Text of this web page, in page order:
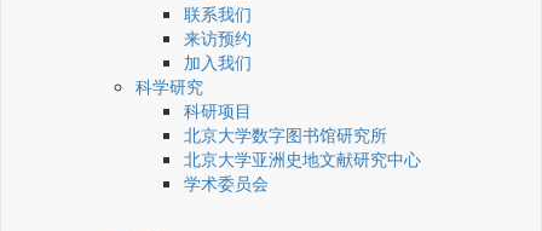
联系我们
来访预约
加入我们
科学研究
科研项目
北京大学数字图书馆研究所
北京大学亚洲史地文献研究中心
学术委员会